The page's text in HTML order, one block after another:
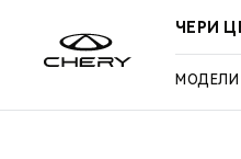
ЧЕРИ
МОДЕЛИ